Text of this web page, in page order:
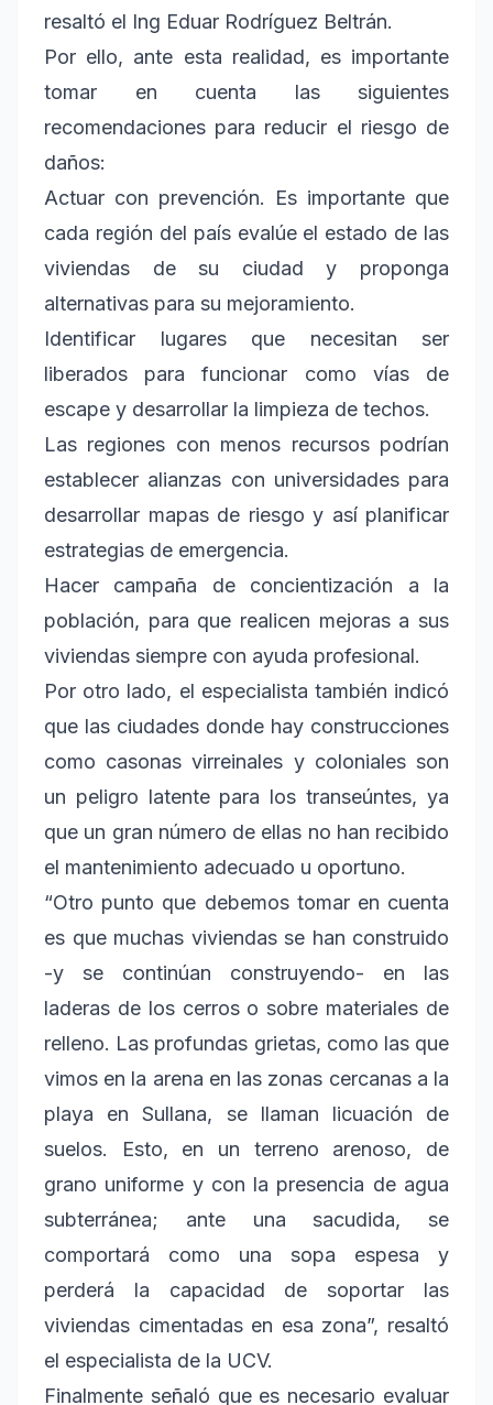
resaltó el Ing Eduar Rodríguez Beltrán.
Por ello, ante esta realidad, es importante
tomar en cuenta las siguientes
recomendaciones para reducir el riesgo de
daños:
Actuar con prevención. Es importante que
cada región del país evalúe el estado de las
viviendas de su ciudad y proponga
alternativas para su mejoramiento.
Identificar lugares que necesitan ser
liberados para funcionar como vías de
escape y desarrollar la limpieza de techos.
Las regiones con menos recursos podrían
establecer alianzas con universidades para
desarrollar mapas de riesgo y así planificar
estrategias de emergencia.
Hacer campaña de concientización a la
población, para que realicen mejoras a sus
viviendas siempre con ayuda profesional.
Por otro lado, el especialista también indicó
que las ciudades donde hay construcciones
como casonas virreinales y coloniales son
un peligro latente para los transeúntes, ya
que un gran número de ellas no han recibido
el mantenimiento adecuado u oportuno.
“Otro punto que debemos tomar en cuenta
es que muchas viviendas se han construido
-y se continúan construyendo- en las
laderas de los cerros o sobre materiales de
relleno. Las profundas grietas, como las que
vimos en la arena en las zonas cercanas a la
playa en Sullana, se llaman licuación de
suelos. Esto, en un terreno arenoso, de
grano uniforme y con la presencia de agua
subterránea; ante una sacudida, se
comportará como una sopa espesa y
perderá la capacidad de soportar las
viviendas cimentadas en esa zona”, resaltó
el especialista de la UCV.
Finalmente señaló que es necesario evaluar